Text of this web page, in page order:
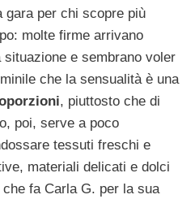
gara per chi scopre più
molte firme arrivano
e sembrano voler
che la sensualità è una
, piuttosto che di
poi, serve a poco
tessuti freschi e
materiali delicati e dolci
fa Carla G. per la sua